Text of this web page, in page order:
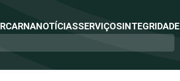
RCARNANOTÍCIASSERVIÇOSINTEGRIDADE